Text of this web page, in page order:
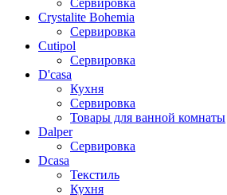
Сервировка
Crystalite Bohemia
Сервировка
Cutipol
Сервировка
D'casa
Кухня
Сервировка
Товары для ванной комнаты
Dalper
Сервировка
Dcasa
Текстиль
Кухня